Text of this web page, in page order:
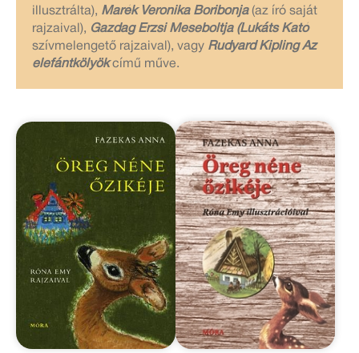
illusztrálta), Marék Veronika Boribonja(az író saját
rajzaival), Gazdag Erzsi Meseboltja (Lukáts Kató
szívmelengető rajzaival), vagy Rudyard Kipling Az
elefántkölyökcímű műve.